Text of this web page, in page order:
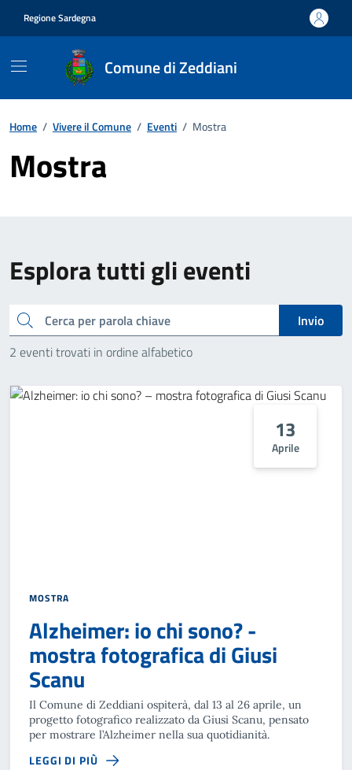
Regione Sardegna
Comune di Zeddiani
Home / Vivere il Comune / Eventi / Mostra
Mostra
Esplora tutti gli eventi
Cerca
Invio
2 eventi trovati in ordine alfabetico
13
Aprile
MOSTRA
Alzheimer: io chi sono? -
mostra fotografica di Giusi
Scanu
Il Comune di Zeddiani ospiterà, dal 13 al 26 aprile, un
progetto fotografico realizzato da Giusi Scanu, pensato
per mostrare l’Alzheimer nella sua quotidianità.
LEGGI DI PIÙ